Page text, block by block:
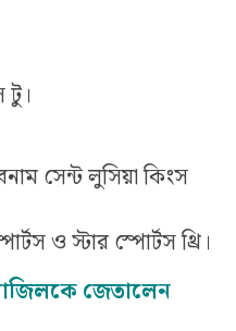
টু।
সেন্ট লুসিয়া কিংস
ও স্টার স্পোর্টস থ্রি।
জেতালেন